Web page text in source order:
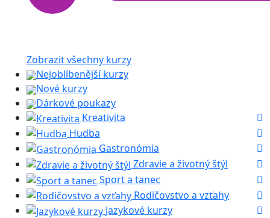
Zobrazit všechny kurzy
Nejoblíbenější kurzy
Nové kurzy
Dárkové poukazy
Kreativita
Hudba
Gastronómia
Zdravie a životný štýl
Sport a tanec
Rodičovstvo a vzťahy
Jazykové kurzy